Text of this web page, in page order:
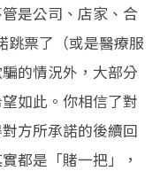
是公司、店家、合
跳票了（或是醫療服
的情況外，大部分
如此。你相信了對
方所承諾的後續回
都是「賭一把」，